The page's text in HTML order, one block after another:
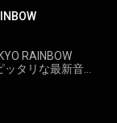
RAINBOW
ッタリな最新音